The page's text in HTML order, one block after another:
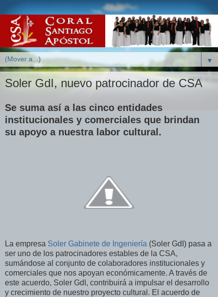
▼
Soler GdI, nuevo patrocinador de CSA
Se suma así a las cinco entidades
institucionales y comerciales que brindan
su apoyo a nuestra labor cultural.
La empresa Soler Gabinete de Ingeniería (Soler GdI) pasa a
ser uno de los patrocinadores estables de la CSA,
sumándose al conjunto de colaboradores institucionales y
comerciales que nos apoyan económicamente. A través de
este acuerdo, Soler GdI, contribuirá a impulsar el desarrollo
y crecimiento de nuestro proyecto cultural. El acuerdo de